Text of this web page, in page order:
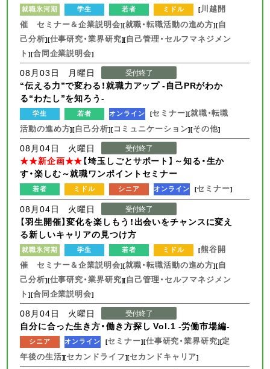
就職氷河期 学生 若者 ミドル [川越開
催 セミナー＆企業説明会][就職・転職活動の進め方][自
己分析][仕事研究・業界研究][自己管理・セルフマネジメン
ト][合同企業説明会]
08月03日 月曜日 受付終了
“伝える力”で変わる！就職力アップ -自己PRがわか
る“わたし”を知ろう-
学生 若者 オンライン [セミナー][就職・転職
活動の進め方][自己分析][コミュニケーション][その他]
08月04日 火曜日 受付終了
★★新企画★★【埼玉しごとサポート】～知る・生か
す・楽しむ～就職ワンポイントセミナー
若者 ミドル シニア オンライン [セミナー]
08月04日 火曜日 受付終了
【羽生開催】変化を楽しもう！出会いをチャンスに変え
る新しいキャリアの見つけ方
就職氷河期 学生 若者 ミドル [熊谷開
催 セミナー＆企業説明会][就職・転職活動の進め方][自
己分析][仕事研究・業界研究][自己管理・セルフマネジメン
ト][合同企業説明会]
08月04日 火曜日 受付終了
自分に合った生き方・働き方探し Vol.1 -労働市場編-
シニア オンライン [セミナー][仕事研究・業界研究][定
年後の生活][セカンドライフ][セカンドキャリア]